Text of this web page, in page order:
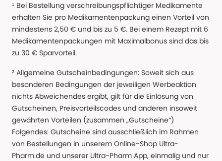
¹ Bei Bestellung verschreibungspflichtiger Medikamente
erhalten Sie pro Medikamentenpackung einen Vorteil von
mindestens 2,50 € und bis zu 5 €. Bei einem Rezept mit 6
Medikamentenpackungen mit Maximalbonus sind das bis
zu 30 € Sparvorteil.
² Allgemeine Gutscheinbedingungen: Soweit sich aus
besonderen Bedingungen der jeweiligen Werbeaktion
nichts Abweichendes ergibt, gilt für die Einlösung von
Gutscheinen, Preisvorteilscodes und anderen insoweit
gewährten Vorteilen (zusammen „Gutscheine“)
Folgendes: Gutscheine sind ausschließlich im Rahmen
von Bestellungen in unserem Online-Shop Ultra-
Pharm.de und unserer Ultra-Pharm App, einmalig und nur